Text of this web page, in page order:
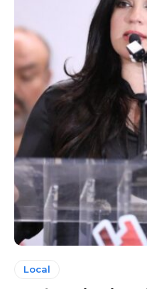
Local